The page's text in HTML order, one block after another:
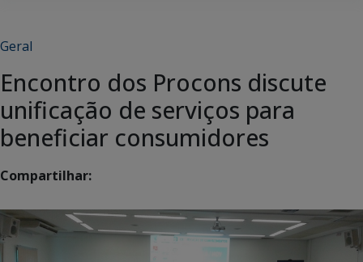
Geral
Encontro dos Procons discute
unificação de serviços para
beneficiar consumidores
Compartilhar: